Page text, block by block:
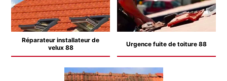
Réparateur installateur de
velux 88
Urgence fuite de toiture 88